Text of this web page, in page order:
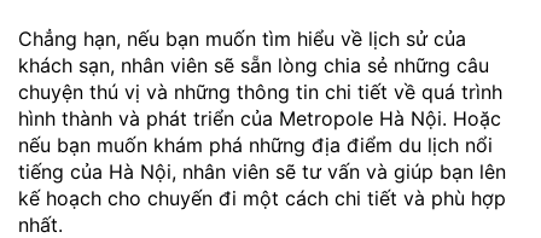
Chẳng hạn, nếu bạn muốn tìm hiểu về lịch sử của
khách sạn, nhân viên sẽ sẵn lòng chia sẻ những câu
chuyện thú vị và những thông tin chi tiết về quá trình
hình thành và phát triển của Metropole Hà Nội. Hoặc
nếu bạn muốn khám phá những địa điểm du lịch nổi
tiếng của Hà Nội, nhân viên sẽ tư vấn và giúp bạn lên
kế hoạch cho chuyến đi một cách chi tiết và phù hợp
nhất.